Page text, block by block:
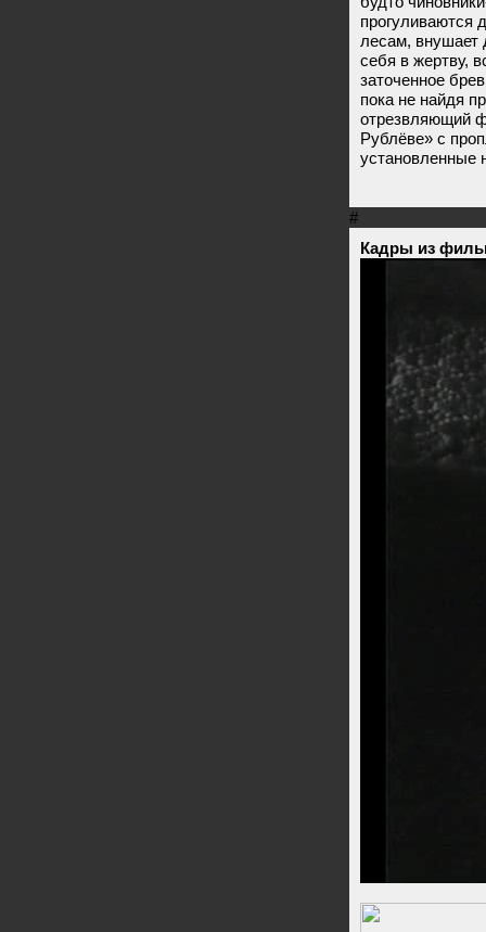
прогуливаются
лесам, внушает
себя в жертву,
заточенное
пока не найдя
отрезвляющий
Рублёве» с
установленные
#
Кадры из